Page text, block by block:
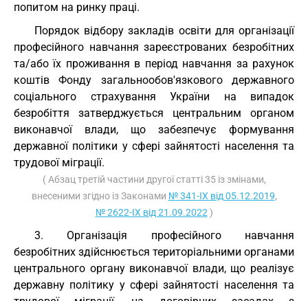
попитом на ринку праці.
Порядок відбору закладів освіти для організації
професійного навчання зареєстрованих безробітних
та/або їх проживання в період навчання за рахунок
коштів Фонду загальнообов'язкового державного
соціального страхування України на випадок
безробіття затверджується центральним органом
виконавчої влади, що забезпечує формування
державної політики у сфері зайнятості населення та
трудової міграції.
( Абзац третій частини другої статті 35 із змінами,
внесеними згідно із Законами № 341-IX від 05.12.2019,
№ 2622-IX від 21.09.2022 )
3. Організація професійного навчання
безробітних здійснюється територіальними органами
центрального органу виконавчої влади, що реалізує
державну політику у сфері зайнятості населення та